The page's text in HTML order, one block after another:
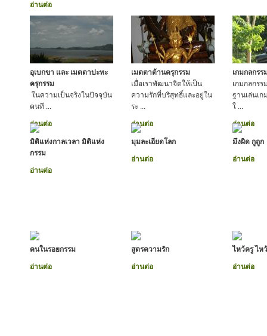
อ่านต่อ
อุเบกขา และ เมตตาปะทะ
ครุกรรม
ในความเป็นจริงในปัจจุบัน
คนที ...
อ่านต่อ
เมตตาต้านครุกรรม
เมื่อเราพัฒนาจิตให้เป็น
ความรักที่บริสุทธิ์และอยู่ใน
ระ ...
อ่านต่อ
เกมกลกรร
เกมกลกร
ฐานเล่นเ
ใ ...
อ่านต่อ
มิติแห่งกาลเวลา มิติแห่ง
กรรม
อ่านต่อ
มุมละเอียดโลก
อ่านต่อ
มึงผิด กูถูก
อ่านต่อ
คนในรอยกรรม
อ่านต่อ
สูตรความรัก
อ่านต่อ
ไหว้ครู ไห
อ่านต่อ